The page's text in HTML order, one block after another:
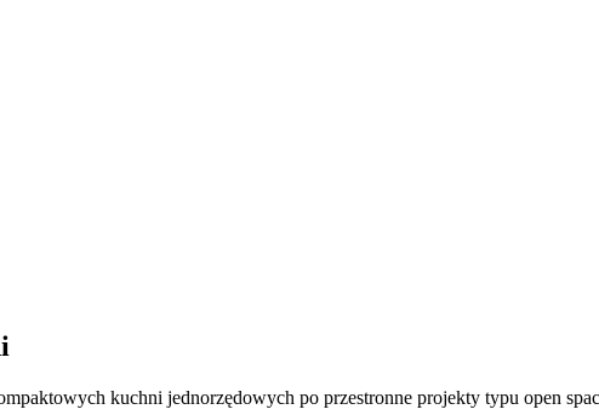
kuchni jednorzędowych po przestronne projekty typu open